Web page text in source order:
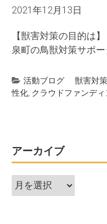
2021年12月13日
【獣害対策の目的は
泉町の鳥獣対策サポ
活動ブログ 獣害対
性化 クラウドファンデ
アーカイブ
ア
ー